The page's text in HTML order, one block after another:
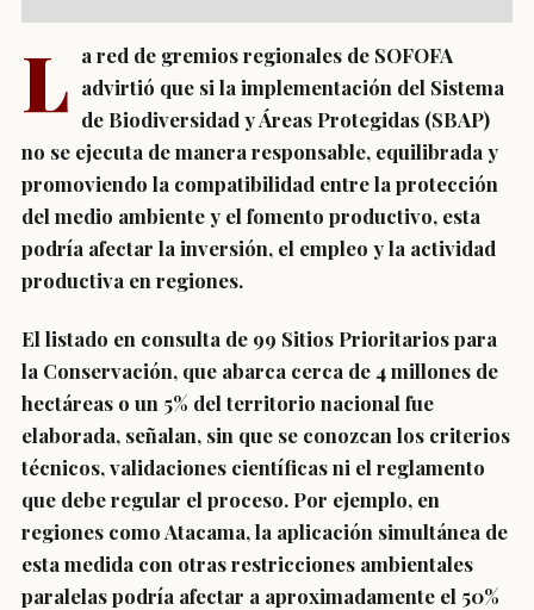
L a red de gremios regionales de SOFOFA
advirtió que si la implementación del Sistema
de Biodiversidad y Áreas Protegidas (SBAP)
no se ejecuta de manera responsable, equilibrada y
promoviendo la compatibilidad entre la protección
del medio ambiente y el fomento productivo, esta
podría afectar la inversión, el empleo y la actividad
productiva en regiones.
El listado en consulta de 99 Sitios Prioritarios para
la Conservación, que abarca cerca de 4 millones de
hectáreas o un 5% del territorio nacional fue
elaborada, señalan, sin que se conozcan los criterios
técnicos, validaciones científicas ni el reglamento
que debe regular el proceso. Por ejemplo, en
regiones como Atacama, la aplicación simultánea de
esta medida con otras restricciones ambientales
paralelas podría afectar a aproximadamente el 50%